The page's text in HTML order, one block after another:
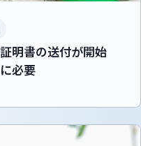
明書の送付が開始
必要